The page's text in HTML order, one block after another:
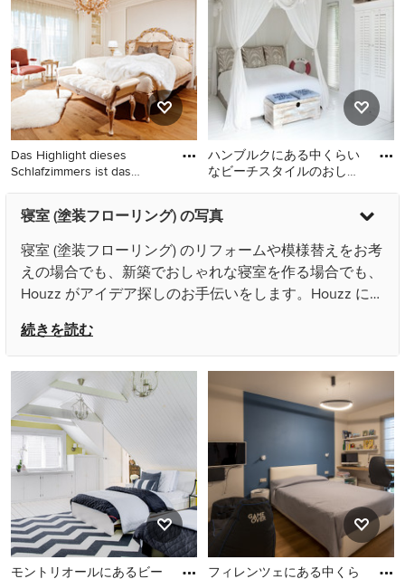
ローリング、暖炉なし、茶
色い床) のレイアウト
リング、白い床、青いカー
テン)
Das Highlight dieses
Schlafzimmers ist das
シュトゥットガルトにある
中くらいなトラディショナ
寝室 (白い壁、塗装フローリ
ング、標準型暖炉、石材の
暖炉まわり、茶色い床) のイ
ハンブルクにある中くらい
なビーチスタイルのおしゃ
ハンブルクにある中くらい
なビーチスタイルのおしゃ
ーリング、暖炉なし)
寝室 (塗装フローリング) の写真
寝室 (塗装フローリング) のリフォームや模様替えをお考
えの場合でも、新築でおしゃれな寝室を作る場合でも、
Houzz がアイデア探しのお手伝いをします。Houzz には
HOUSE といった日本国内の優れた建築家、インテリア
デザイナー、工務店、リノベーション会社などから寄せ
られた1,082枚の家や部屋の写真があります。色別やス
タイル別で寝室の画像を見て、気になる寝室 (塗装フロ
ーリング) の間取りやレイアウトがあれば、アイデアブ
ックへ保存したり、その写真の住宅を手がけた専門家に
ご自分の理想の寝室 (塗装フローリング) のデザインや間
取りについて相談してみましょう。 日本や海外のおし
ゃれな寝室 (塗装フローリング) の実例がいっぱいの
Houzz を、あなたの家のリノベーションやリフォームの
アイデア集めに是非お役立てください。
続きを読む
モントリオールにあるビー
フィレンツェにある中くら